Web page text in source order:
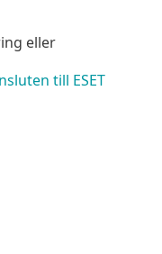
eller
till ESET